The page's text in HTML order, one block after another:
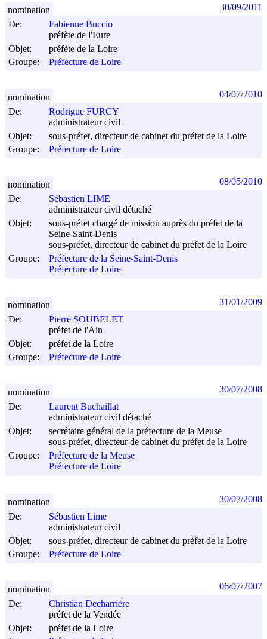
De:
Fabienne Buccio
préfète de l'Eure
Objet:
préfète de la Loire
Groupe:
Préfecture de Loire
nomination 30/09/2011
De:
Rodrigue FURCY
administrateur civil
Objet:
sous-préfet, directeur de cabinet du préfet de la Loire
Groupe:
Préfecture de Loire
nomination 04/07/2010
De:
Sébastien LIME
administrateur civil détaché
Objet:
sous-préfet chargé de mission auprès du préfet de la
Seine-Saint-Denis
sous-préfet, directeur de cabinet du préfet de la Loire
Groupe:
Préfecture de la Seine-Saint-Denis
Préfecture de Loire
nomination 08/05/2010
De:
Pierre SOUBELET
préfet de l'Ain
Objet:
préfet de la Loire
Groupe:
Préfecture de Loire
nomination 31/01/2009
De:
Laurent Buchaillat
administrateur civil détaché
Objet:
secrétaire général de la préfecture de la Meuse
sous-préfet, directeur de cabinet du préfet de la Loire
Groupe:
Préfecture de la Meuse
Préfecture de Loire
nomination 30/07/2008
De:
Sébastien Lime
administrateur civil
Objet:
sous-préfet, directeur de cabinet du préfet de la Loire
Groupe:
Préfecture de Loire
nomination 30/07/2008
De:
Christian Decharrière
préfet de la Vendée
Objet:
préfet de la Loire
nomination 06/07/2007